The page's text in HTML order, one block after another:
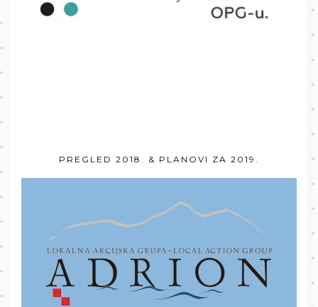
PREGLED 2018. & PLANOVI ZA 2019.